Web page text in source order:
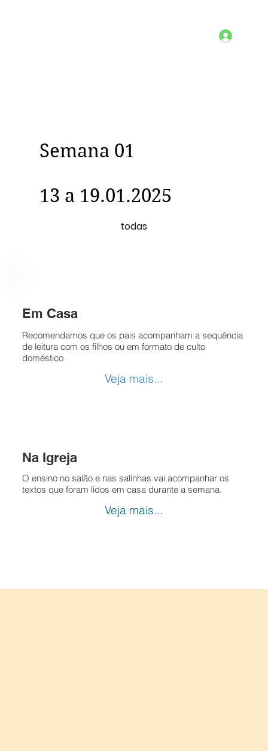
Semana 01
13 a 19.01.2025
Em Casa
Veja mais...
Recomendamos que os pais acompanham a sequência
de leitura com os filhos ou em formato de culto
doméstico
Na Igreja
Veja mais...
O ensino no salão e nas salinhas vai acompanhar os
textos que foram lidos em casa durante a semana.
todas